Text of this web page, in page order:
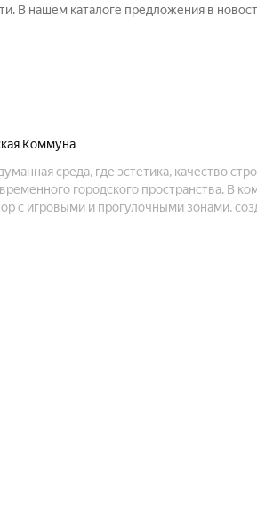
В нашем каталоге предложения в
Коммуна
среда, где эстетика, качество
городского пространства. В
с игровыми и прогулочными зонами,